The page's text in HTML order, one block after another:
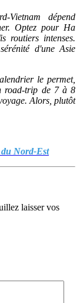
dépend
Optez pour Ha
routiers intenses.
d'une Asie
le permet,
road-trip de 7 à 8
Alors, plutôt
Nord-Est
laisser vos